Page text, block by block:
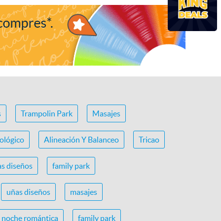
Trampolin Park Masajes
Alineación Y Balanceo Tricao
diseños family park
uñas diseños masajes
noche romántica family park